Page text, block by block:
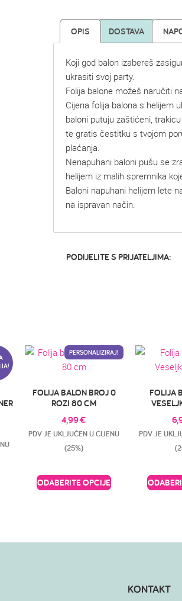
OPIS DOSTAVA
Koji god balon izabereš
ukrasiti svoj party.
Folija balone možeš naručiti
Cijena folija balona s helijem
baloni putuju zaštićeni,
te gratis čestitku s tvojom
plaćanja.
Nenapuhani baloni pušu se
helijem iz malih spremnika
Baloni napuhani helijem lete
na ispravan način.
PODIJELITE S PRIJATELJIMA:
PERSONALIZIRAJ!
FOLIJA BALON BROJ 0
ROZI 80 CM
4,99€
PDV JE UKLJUČEN U CIJENU
(25%)
ODABERITE OPCIJE
FOLIJA
PDV JE
KONTAKT